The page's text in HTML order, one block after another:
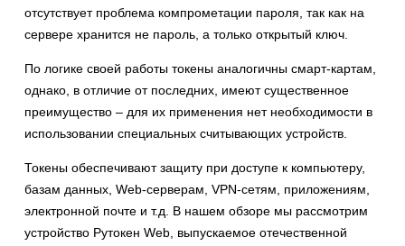
отсутствует проблема компрометации пароля, так как на
сервере хранится не пароль, а только открытый ключ.
По логике своей работы токены аналогичны смарт-картам,
однако, в отличие от последних, имеют существенное
преимущество – для их применения нет необходимости в
использовании специальных считывающих устройств.
Токены обеспечивают защиту при доступе к компьютеру,
базам данных, Web-серверам, VPN-сетям, приложениям,
электронной почте и т.д. В нашем обзоре мы рассмотрим
устройство Рутокен Web, выпускаемое отечественной